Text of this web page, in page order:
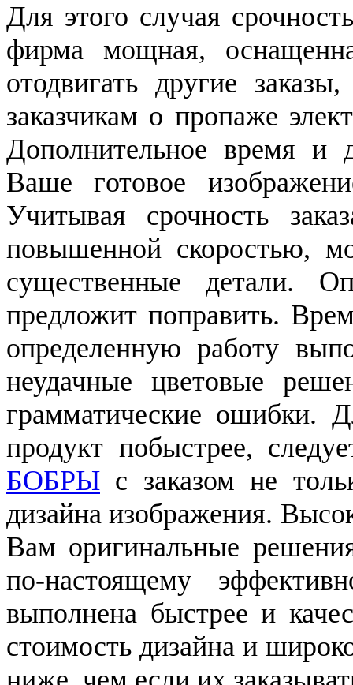
Для этого случая
фирма мощная,
отодвигать другие
заказчикам о пропаже
Дополнительное время и
Ваше готовое
Учитывая срочность
повышенной скоростью,
существенные детали.
предложит поправить.
определенную работу
неудачные цветовые
грамматические ошибки.
продукт побыстрее,
БОБРЫ с заказом не
дизайна изображения.
Вам оригинальные
по-настоящему
выполнена быстрее и
стоимость дизайна и